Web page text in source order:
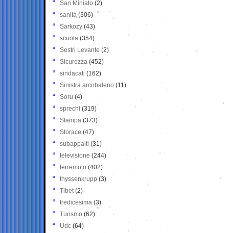
San Miniato (2)
sanità (306)
Sarkozy (43)
scuola (354)
Sestri Levante (2)
Sicurezza (452)
sindacati (162)
Sinistra arcobaleno (11)
Soru (4)
sprechi (319)
Stampa (373)
Storace (47)
subappalti (31)
televisione(244)
terremoto (402)
thyssenkrupp (3)
Tibet(2)
tredicesima (3)
Turismo (62)
Udc (64)